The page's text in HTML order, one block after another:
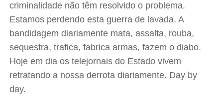
criminalidade não têm resolvido o problema.
Estamos perdendo esta guerra de lavada. A
bandidagem diariamente mata, assalta, rouba,
sequestra, trafica, fabrica armas, fazem o diabo.
Hoje em dia os telejornais do Estado vivem
retratando a nossa derrota diariamente. Day by
day.